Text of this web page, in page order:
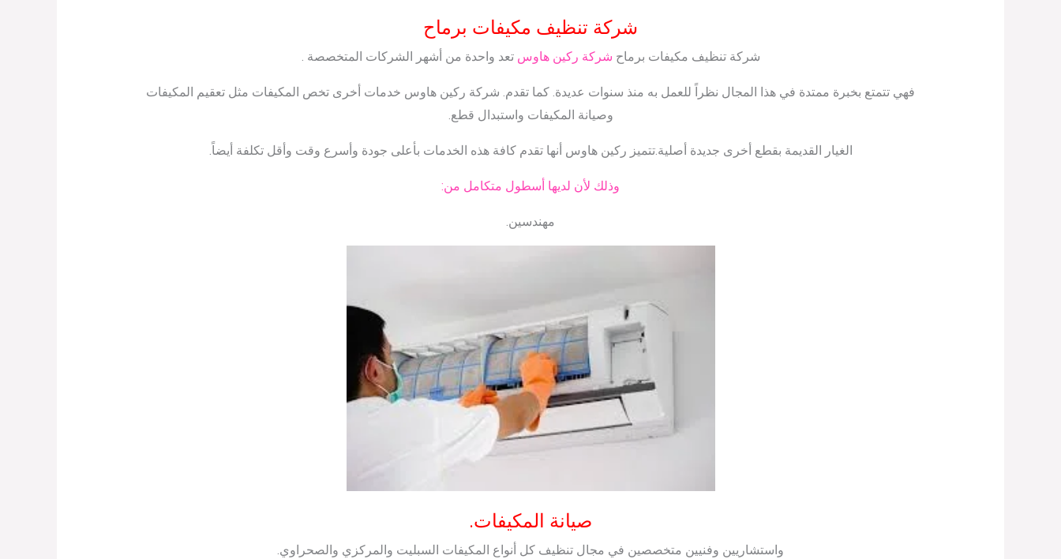
شركة تنظيف مكيفات برماح
شركة تنظيف مكيفات برماح شركة ركين هاوستعد واحدة من أشهر الشركات المتخصصة .
فهي تتمتع بخبرة ممتدة في هذا المجال نظراً للعمل به منذ سنوات عديدة. كما تقدم. شركة ركين هاوس خدمات أخرى تخص المكيفات مثل تعقيم المكيفات
وصيانة المكيفات واستبدال قطع.
الغيار القديمة بقطع أخرى جديدة أصلية.تتميز ركين هاوس أنها تقدم كافة هذه الخدمات بأعلى جودة وأسرع وقت وأقل تكلفة أيضاً.
وذلك لأن لديها أسطول متكامل من:
مهندسين.
صيانة المكيفات.
واستشاريين وفنيين متخصصين في مجال تنظيف كل أنواع المكيفات السبليت والمركزي والصحراوي.